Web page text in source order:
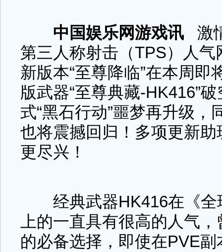
中国娱乐网游戏讯 激
第三人称射击（TPS）人
新版本“至尊降临”在本周即
版武器“至尊典藏-HK416”
式“黑石行动”噩梦再升级，
也将震撼回归！多项更新
更尽兴！
经典武器HK416在《全
上的一直具有很高的人气
的必备选择，即使在PVE